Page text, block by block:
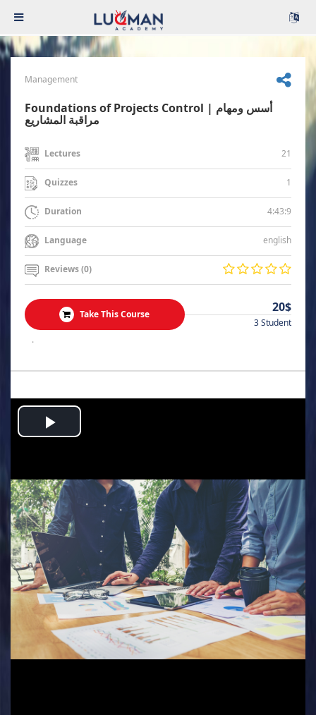
Management
Foundations of Projects Control | أسس ومهام
مراقبة المشاريع
Lectures 21
Quizzes 1
Duration 4:43:9
Language english
Reviews (0)
Take This Course 20$
3 Student
.
Play